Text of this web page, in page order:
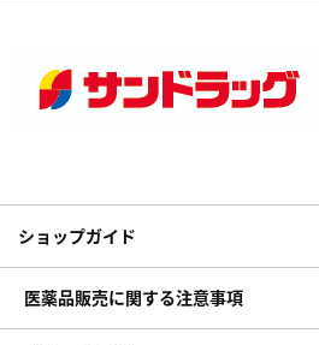
ショップガイド
医薬品販売に関する注意事項